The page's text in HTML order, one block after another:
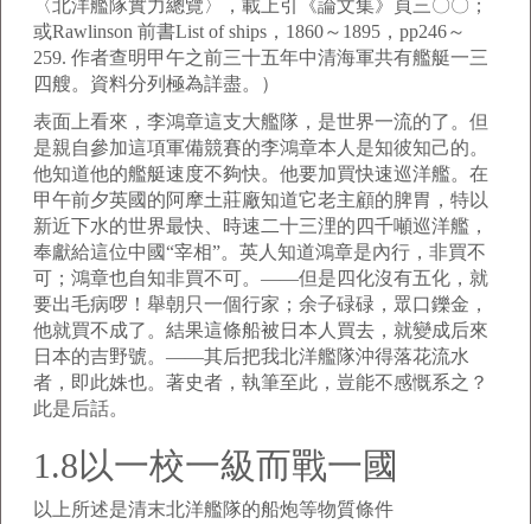
〈北洋艦隊實力總覽〉，載上引《論文集》頁三〇〇；
或Rawlinson 前書List of ships，1860～1895，pp246～
259. 作者查明甲午之前三十五年中清海軍共有艦艇一三
四艘。資料分列極為詳盡。）
表面上看來，李鴻章這支大艦隊，是世界一流的了。但
是親自參加這項軍備競賽的李鴻章本人是知彼知己的。
他知道他的艦艇速度不夠快。他要加買快速巡洋艦。在
甲午前夕英國的阿摩土莊廠知道它老主顧的脾胃，特以
新近下水的世界最快、時速二十三浬的四千噸巡洋艦，
奉獻給這位中國“宰相”。英人知道鴻章是內行，非買不
可；鴻章也自知非買不可。——但是四化沒有五化，就
要出毛病啰！舉朝只一個行家；余子碌碌，眾口鑠金，
他就買不成了。結果這條船被日本人買去，就變成后來
日本的吉野號。——其后把我北洋艦隊沖得落花流水
者，即此姝也。著史者，執筆至此，豈能不感慨系之？
此是后話。
1.8以一校一級而戰一國
以上所述是清末北洋艦隊的船炮等物質條件